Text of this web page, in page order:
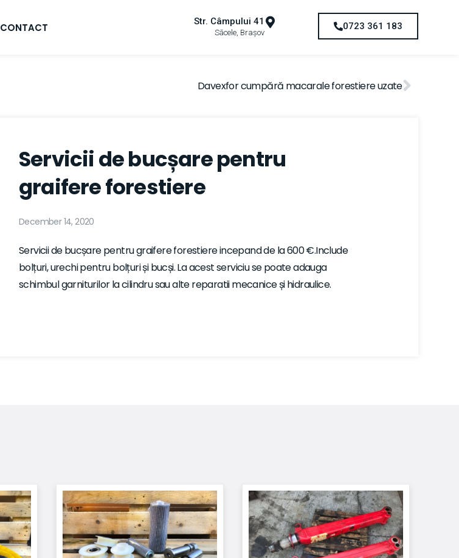
CONTACT Str. Câmpului 41
Săcele, Brașov
0723 361 183
Davexfor cumpără macarale forestiere uzate
Servicii de bucșare pentru
graifere forestiere
December 14, 2020
Servicii de bucșare pentru graifere forestiere incepand de la 600 €.Include
bolțuri, urechi pentru bolțuri și bucși. La acest serviciu se poate adauga
schimbul garniturilor la cilindru sau alte reparatii mecanice și hidraulice.